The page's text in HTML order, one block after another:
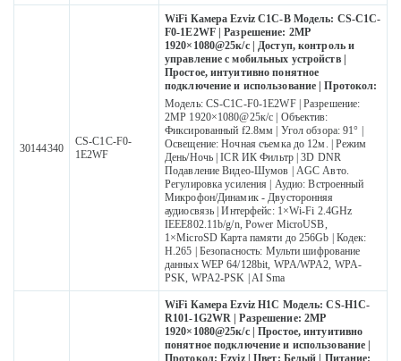
30144340
CS-C1C-F0-
1E2WF
WiFi Камера Ezviz C1C-B Модель: CS-C1C-
F0-1E2WF | Разрешение: 2MP
1920×1080@25к/с | Доступ, контроль и
управление с мобильных устройств |
Простое, интуитивно понятное
подключение и использование | Протокол:
Модель: CS-C1C-F0-1E2WF | Разрешение:
2MP 1920×1080@25к/с | Объектив:
Фиксированный f2.8мм | Угол обзора: 91° |
Освещение: Ночная съемка до 12м. | Режим
День/Ночь | ICR ИК Фильтр | 3D DNR
Подавление Видео-Шумов | AGC Авто.
Регулировка усиления | Аудио: Встроенный
Микрофон/Динамик - Двусторонняя
аудиосвязь | Интерфейс: 1×Wi-Fi 2.4GHz
IEEE802.11b/g/n, Power MicroUSB,
1×MicroSD Карта памяти до 256Gb | Кодек:
H.265 | Безопасность: Мульти шифрование
данных WEP 64/128bit, WPA/WPA2, WPA-
PSK, WPA2-PSK | AI Sma
WiFi Камера Ezviz H1C Модель: CS-H1C-
R101-1G2WR | Разрешение: 2MP
1920×1080@25к/с | Простое, интуитивно
понятное подключение и использование |